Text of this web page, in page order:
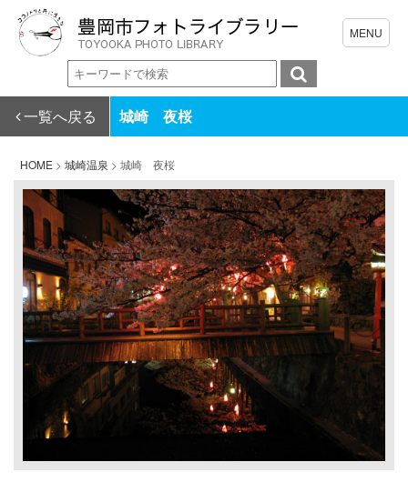
一覧へ戻る 城崎 夜桜
HOME > 城崎温泉 > 城崎 夜桜